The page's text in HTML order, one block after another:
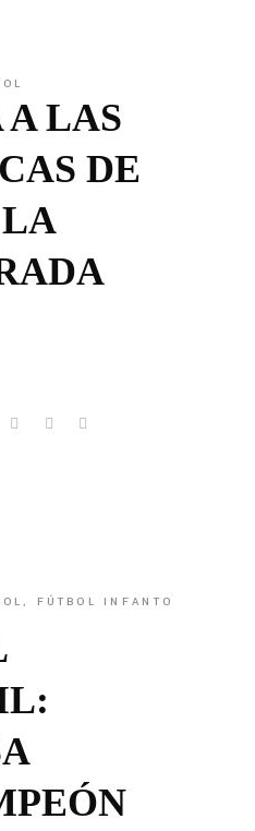
LAS
DE
, FÚTBOL INFANTO